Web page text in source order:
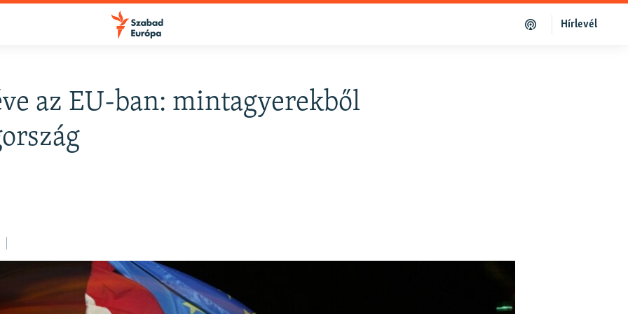
Hírlevél
az EU-ban: mintagyerekből